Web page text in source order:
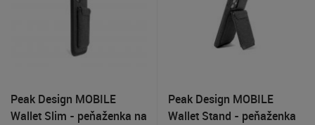
Peak Design MOBILE
Wallet Slim - peňaženka na
Peak Design MOBILE
Wallet Stand - peňaženka